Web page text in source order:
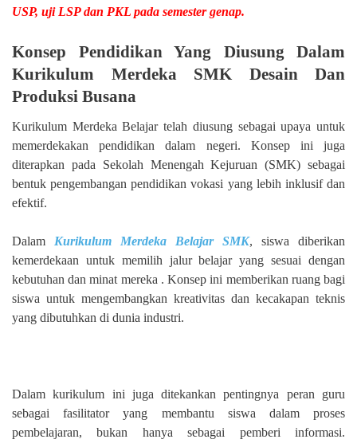
USP, uji LSP dan PKL pada semester genap.
Konsep Pendidikan Yang Diusung Dalam
Kurikulum Merdeka SMK Desain Dan
Produksi Busana
Kurikulum Merdeka Belajar telah diusung sebagai upaya untuk
memerdekakan pendidikan dalam negeri. Konsep ini juga
diterapkan pada Sekolah Menengah Kejuruan (SMK) sebagai
bentuk pengembangan pendidikan vokasi yang lebih inklusif dan
efektif.
Dalam Kurikulum Merdeka Belajar SMK, siswa diberikan
kemerdekaan untuk memilih jalur belajar yang sesuai dengan
kebutuhan dan minat mereka . Konsep ini memberikan ruang bagi
siswa untuk mengembangkan kreativitas dan kecakapan teknis
yang dibutuhkan di dunia industri.
Dalam kurikulum ini juga ditekankan pentingnya peran guru
sebagai fasilitator yang membantu siswa dalam proses
pembelajaran, bukan hanya sebagai pemberi informasi.